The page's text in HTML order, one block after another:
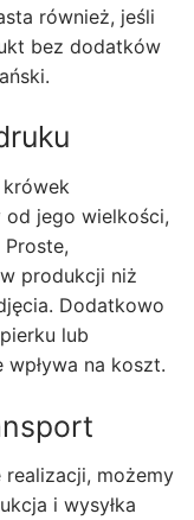
również, jeśli
bez dodatków
od jego wielkości,
produkcji niż
Dodatkowo
lub
na koszt.
możemy
i wysyłka